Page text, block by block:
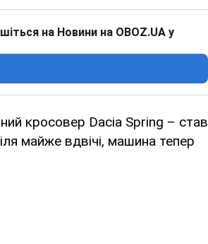
на Новини на OBOZ.UA у
кросовер Dacia Spring – став
майже вдвічі, машина тепер